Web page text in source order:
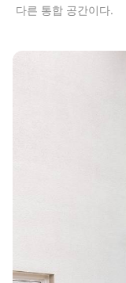
다른 통합 공간이다.